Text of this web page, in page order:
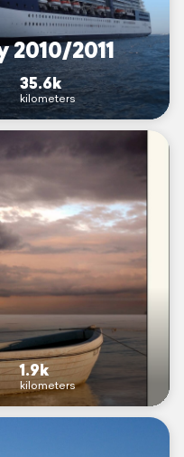
2011
35.6k
kilometers
1.9k
kilometers